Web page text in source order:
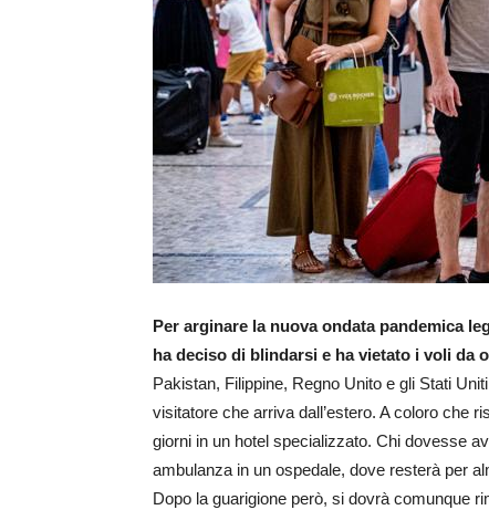
Per arginare la nuova ondata pandemica
ha deciso di blindarsi e ha vietato i voli da
Pakistan, Filippine, Regno Unito e gli Stati
visitatore che arriva dall’estero. A coloro che
giorni in un hotel specializzato. Chi dovesse
ambulanza in un ospedale, dove resterà per
Dopo la guarigione però, si dovrà comunque